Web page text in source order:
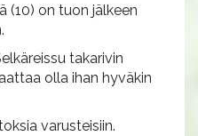
(10) on tuon jälkeen
takarivin
olla ihan hyväkin
varusteisiin.